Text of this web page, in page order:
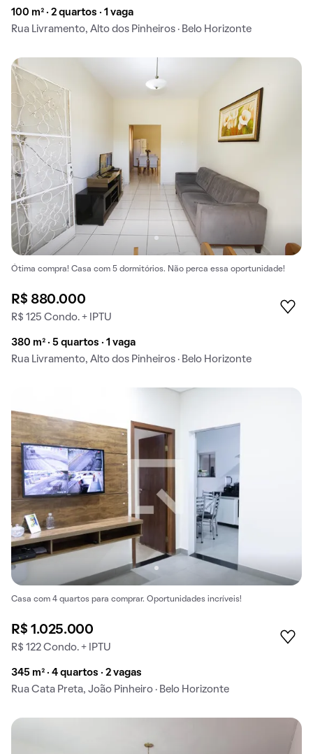
100 m² · 2 quartos · 1 vaga
Rua Livramento, Alto dos Pinheiros · Belo Horizonte
Ótima compra! Casa com 5 dormitórios. Não perca essa oportunidade!
R$ 880.000
R$ 125 Condo. + IPTU
380 m² · 5 quartos · 1 vaga
Rua Livramento, Alto dos Pinheiros · Belo Horizonte
Casa com 4 quartos para comprar. Oportunidades incríveis!
R$ 1.025.000
R$ 122 Condo. + IPTU
345 m² · 4 quartos · 2 vagas
Rua Cata Preta, João Pinheiro · Belo Horizonte